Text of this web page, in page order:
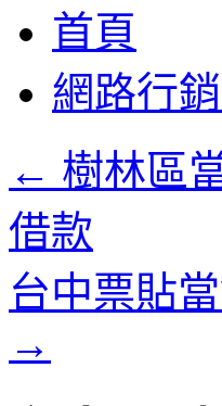
至
要
首頁
網路行
← 樹林區
借款
台中票貼
→